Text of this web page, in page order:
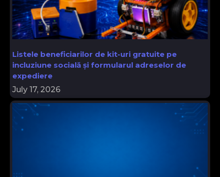
Listele beneficiarilor de kit-uri gratuite pe
incluziune socială și formularul adreselor de
expediere
July 17, 2026